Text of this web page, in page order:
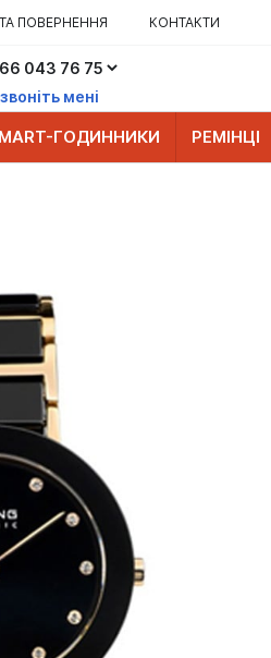
ТА ПОВЕРНЕННЯ КОНТАКТИ
мені
ГОДИННИКИ РЕМІНЦІ